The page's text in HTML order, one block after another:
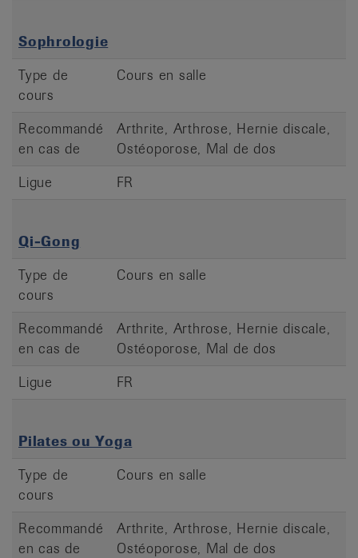
Sophrologie
Type de
cours
Cours en salle
Recommandé
en cas de
Arthrite, Arthrose, Hernie discale,
Ostéoporose, Mal de dos
Ligue
FR
Qi-Gong
Type de
cours
Cours en salle
Recommandé
en cas de
Arthrite, Arthrose, Hernie discale,
Ostéoporose, Mal de dos
Ligue
FR
Pilates ou Yoga
Type de
cours
Cours en salle
Recommandé
en cas de
Arthrite, Arthrose, Hernie discale,
Ostéoporose, Mal de dos